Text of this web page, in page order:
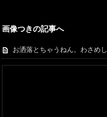
画像つきの記事へ
お洒落とちゃうねん。わさめし